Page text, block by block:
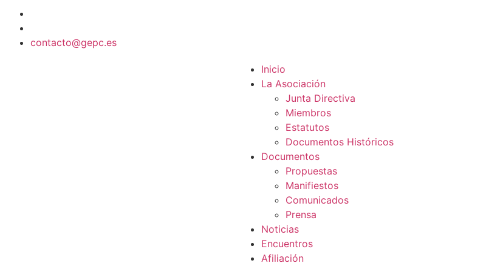
contacto@gepc.es
Inicio
La Asociación
Junta Directiva
Miembros
Estatutos
Documentos Históricos
Documentos
Propuestas
Manifiestos
Comunicados
Prensa
Noticias
Encuentros
Afiliación